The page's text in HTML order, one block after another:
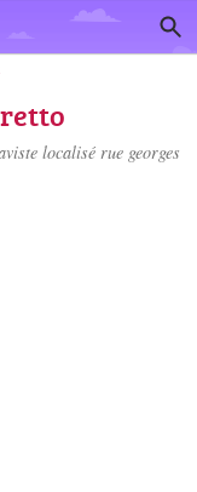
localisé rue georges